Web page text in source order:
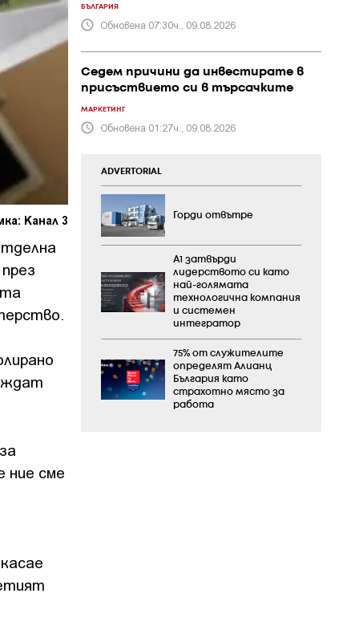
Канал 3
ние сме
БЪЛГАРИЯ
Обновена 07:30ч., 09.08.2026
Седем причини да инвестирате в
присъствието си в търсачките
МАРКЕТИНГ
Обновена 01:27ч., 09.08.2026
ADVERTORIAL
Горди отвътре
А1 затвърди
лидерството си като
най-голямата
технологична компания
и системен
интегратор
75% от служителите
определят Алианц
България като
страхотно място за
работа